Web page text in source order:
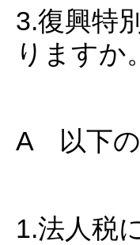
3.復興特
りますか。
A 以下の
1.法人税